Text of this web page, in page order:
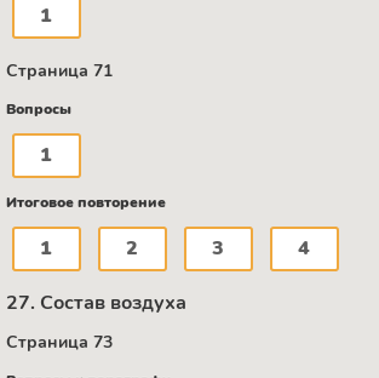
1
Страница 71
Вопросы
1
Итоговое повторение
1 2 3 4
27. Состав воздуха
Страница 73